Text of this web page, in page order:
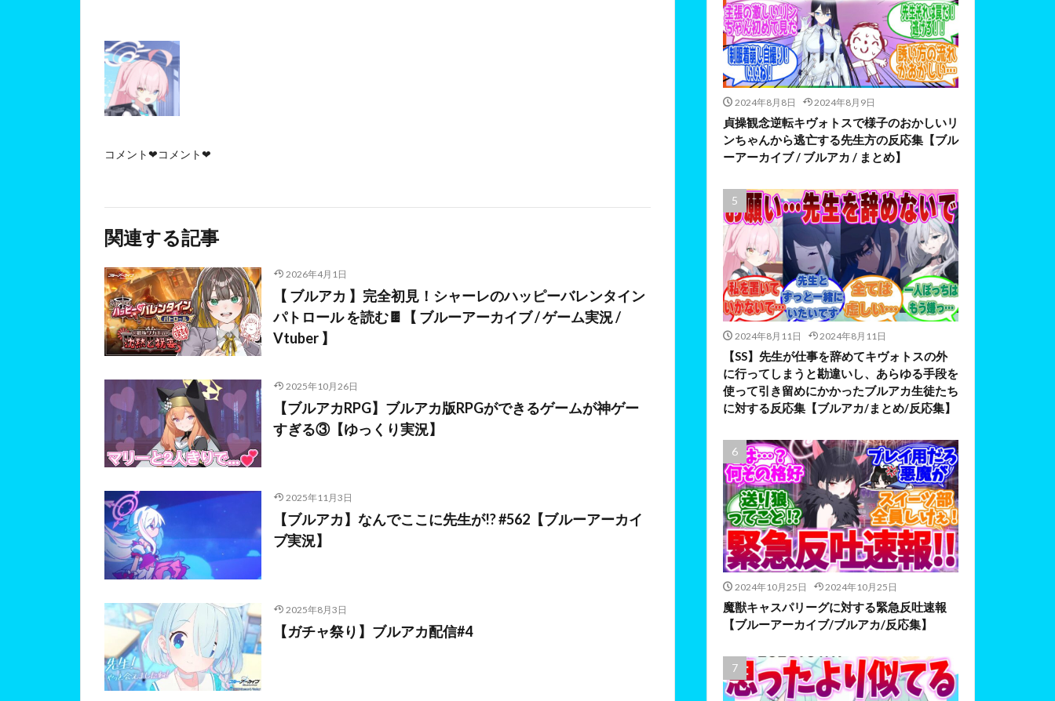
コメント❤コメント❤
関連する記事
2026年4月1日
【 ブルアカ 】完全初見！シャーレのハッピーバレンタイン
パトロール を読む🍫【 ブルーアーカイブ / ゲーム実況 /
Vtuber 】
2025年10月26日
【ブルアカRPG】ブルアカ版RPGができるゲームが神ゲー
すぎる③【ゆっくり実況】
2025年11月3日
【ブルアカ】なんでここに先生が!? #562【ブルーアーカイ
ブ実況】
2025年8月3日
【ガチャ祭り】ブルアカ配信#4
2024年8月8日 2024年8月9日
貞操観念逆転キヴォトスで様子のおかしいリ
ンちゃんから逃亡する先生方の反応集【ブル
ーアーカイブ / ブルアカ / まとめ】
2024年8月11日 2024年8月11日
【SS】先生が仕事を辞めてキヴォトスの外
に行ってしまうと勘違いし、あらゆる手段を
使って引き留めにかかったブルアカ生徒たち
に対する反応集【ブルアカ/まとめ/反応集】
2024年10月25日 2024年10月25日
魔獣キャスパリーグに対する緊急反吐速報
【ブルーアーカイブ/ブルアカ/反応集】